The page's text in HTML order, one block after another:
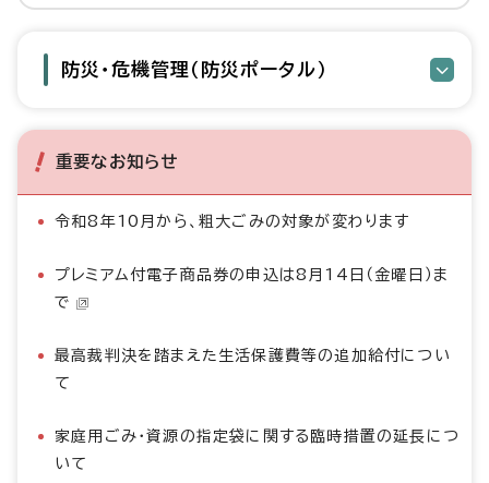
防災・危機管理（防災ポータル）
重要なお知らせ
令和8年10月から、粗大ごみの対象が変わります
プレミアム付電子商品券の申込は8月14日（金曜日）ま
で
最高裁判決を踏まえた生活保護費等の追加給付につい
て
家庭用ごみ・資源の指定袋に関する臨時措置の延長につ
いて